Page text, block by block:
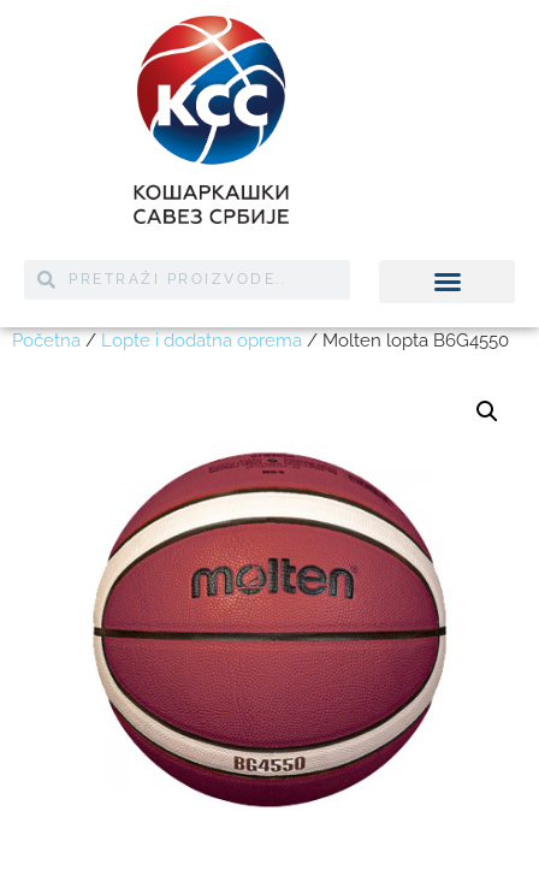
Početna/Lopte i dodatna oprema/ Molten lopta B6G4550